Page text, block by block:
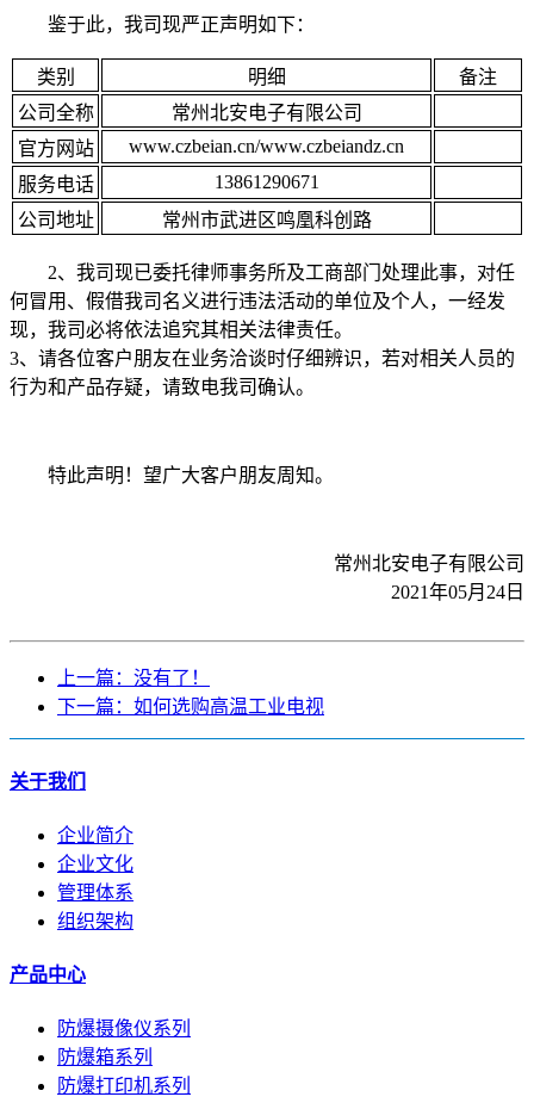
鉴于此，我司现严正声明如下：
类别 明细
备注
公司全称
常州北安电子有限公司
官方网站
www.czbeian.cn/www.czbeiandz.cn
服务电话
13861290671
公司地址
常州市武进区鸣凰科创路
2、我司现已委托律师事务所及工商部门处理此事，对任
何冒用、假借我司名义进行违法活动的单位及个人，一经发
现，我司必将依法追究其相关法律责任。
3、请各位客户朋友在业务洽谈时仔细辨识，若对相关人员的
行为和产品存疑，请致电我司确认。
特此声明！望广大客户朋友周知。
常州北安电子有限公司
2021年05月24日
上一篇：没有了！
下一篇：如何选购高温工业电视
关于我们
企业简介
企业文化
管理体系
组织架构
产品中心
防爆摄像仪系列
防爆箱系列
防爆打印机系列